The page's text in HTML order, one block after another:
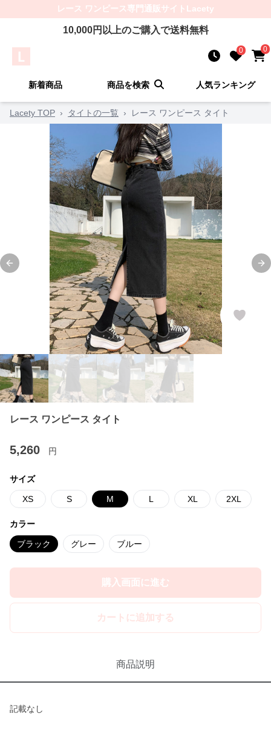
レース ワンピース専門通販サイト Lacety
10,000円以上のご購入で送料無料
0 0
新着商品 商品を検索 人気ランキング
Lacety TOP › タイトの一覧 › レース ワンピース タイト
Previous slide
レース ワンピース タイト
5,260 円
サイズ
XS S M L XL 2XL
カラー
ブラック グレー ブルー
購入画面に進む
カートに追加する
商品説明
記載なし